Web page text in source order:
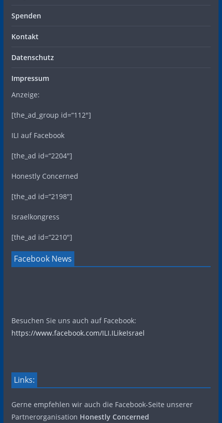
Spenden
Kontakt
Datenschutz
Impressum
Anzeige:
[the_ad_group id=“112″]
ILI auf Facebook
[the_ad id=“2204″]
Honestly Concerned
[the_ad id=“2198″]
Israelkongress
[the_ad id=“2210″]
Facebook News
Besuchen Sie uns auch auf Facebook:
https://www.facebook.com/ILI.ILikeIsrael
Links:
Gerne empfehlen wir auch die Facebook-Seite unserer
Partnerorganisation Honestly Concerned